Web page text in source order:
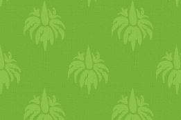
ödémát.
vöröshagyma
betegség